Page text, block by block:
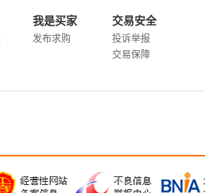
我是买家
发布求购
交易安全
投诉举报
交易保障